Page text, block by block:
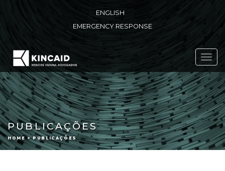
ENGLISH
EMERGENCY RESPONSE
PUBLICAÇÕES
HOME > PUBLICAÇÕES